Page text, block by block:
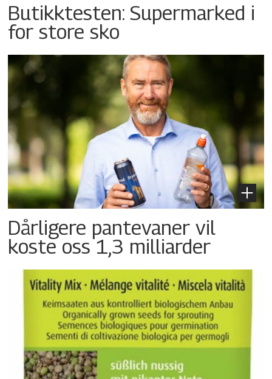
Butikktesten: Supermarked i
for store sko
Dårligere pantevaner vil
koste oss 1,3 milliarder